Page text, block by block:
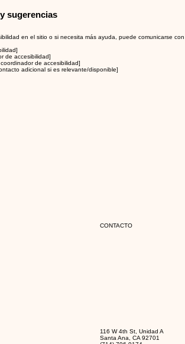
sugerencias
en el sitio o si necesita más ayuda, puede comunicarse
de accesibilidad]
de accesibilidad]
adicional si es relevante/disponible]
CONTACTO
116 W 4th St, Unidad A
Santa Ana, CA 92701